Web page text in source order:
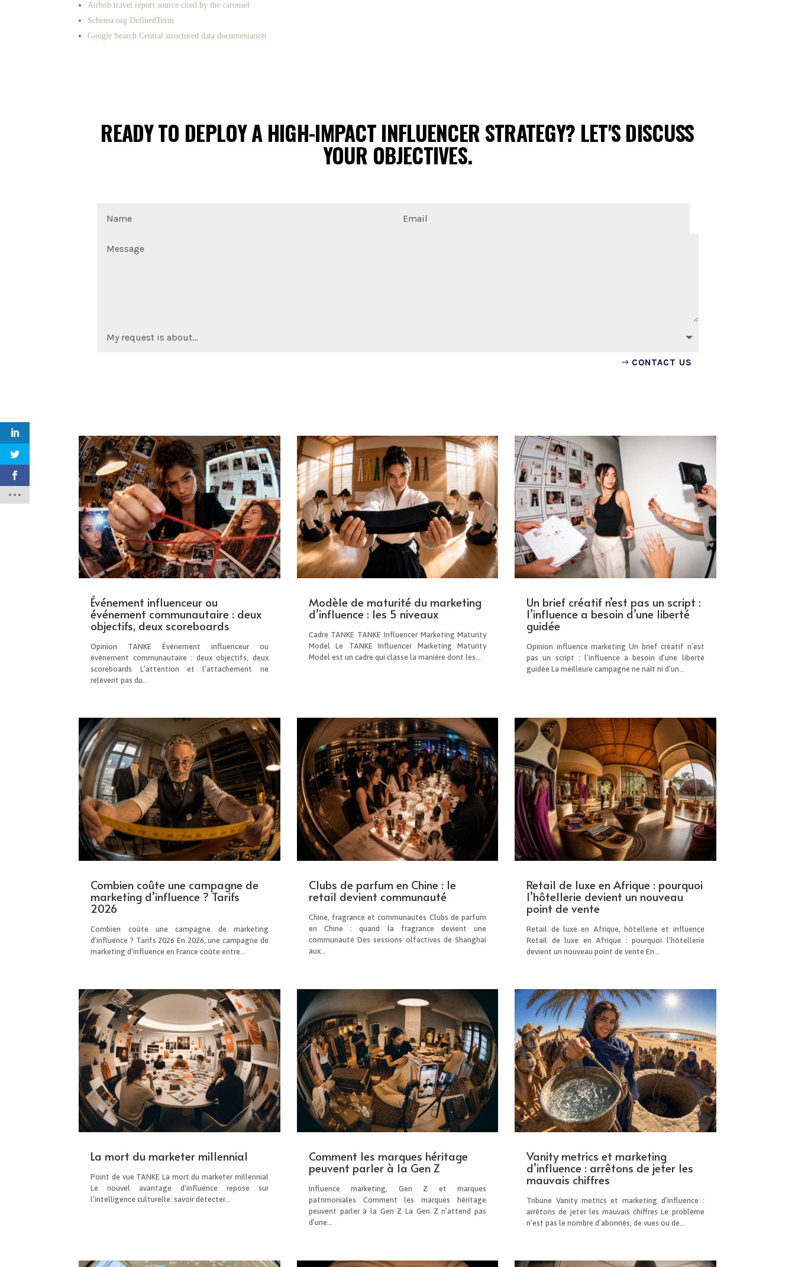
Airbnb travel report source cited by the carousel
Schema.org DefinedTerm
Google Search Central structured data documentation
READY TO DEPLOY A HIGH-IMPACT INFLUENCER STRATEGY? LET'S DISCUSS
YOUR OBJECTIVES.
CONTACT US
Événement influenceur ou
événement communautaire : deux
objectifs, deux scoreboards
Opinion TANKE Événement influenceur ou
événement communautaire : deux objectifs, deux
scoreboards L’attention et l’attachement ne
relèvent pas du...
Modèle de maturité du marketing
d’influence : les 5 niveaux
Cadre TANKE TANKE Influencer Marketing Maturity
Model Le TANKE Influencer Marketing Maturity
Model est un cadre qui classe la manière dont les...
Un brief créatif n’est pas un script :
l’influence a besoin d’une liberté
guidée
Opinion influence marketing Un brief créatif n’est
pas un script : l’influence a besoin d’une liberté
guidée La meilleure campagne ne naît ni d’un...
Combien coûte une campagne de
marketing d’influence ? Tarifs
2026
Combien coûte une campagne de marketing
d’influence ? Tarifs 2026 En 2026, une campagne de
marketing d’influence en France coûte entre...
Clubs de parfum en Chine : le
retail devient communauté
Chine, fragrance et communautés Clubs de parfum
en Chine : quand la fragrance devient une
communauté Des sessions olfactives de Shanghai
aux...
Retail de luxe en Afrique : pourquoi
l’hôtellerie devient un nouveau
point de vente
Retail de luxe en Afrique, hôtellerie et influence
Retail de luxe en Afrique : pourquoi l’hôtellerie
devient un nouveau point de vente En...
La mort du marketer millennial
Point de vue TANKE La mort du marketer millennial
Le nouvel avantage d’influence repose sur
l’intelligence culturelle: savoir détecter...
Comment les marques héritage
peuvent parler à la Gen Z
Influence marketing, Gen Z et marques
patrimoniales Comment les marques héritage
peuvent parler à la Gen Z La Gen Z n’attend pas
d’une...
Vanity metrics et marketing
d’influence : arrêtons de jeter les
mauvais chiffres
Tribune Vanity metrics et marketing d’influence :
arrêtons de jeter les mauvais chiffres Le problème
n’est pas le nombre d’abonnés, de vues ou de...